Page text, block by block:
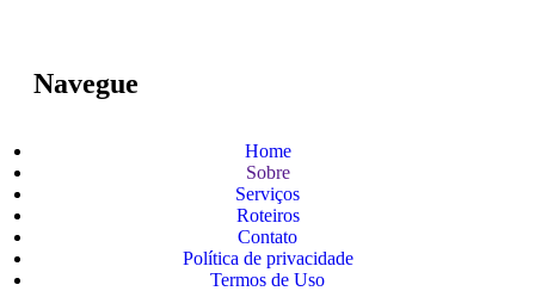
Navegue
Home
Sobre
Serviços
Roteiros
Contato
Política de privacidade
Termos de Uso